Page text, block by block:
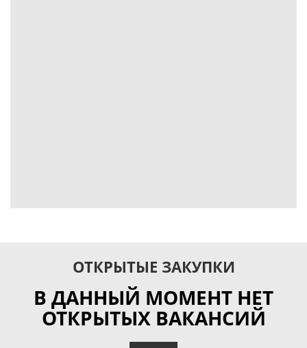
ОТКРЫТЫЕ ЗАКУПКИ
В ДАННЫЙ МОМЕНТ НЕТ
ОТКРЫТЫХ ВАКАНСИЙ